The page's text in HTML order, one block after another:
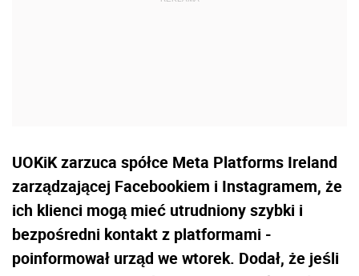
UOKiK zarzuca spółce Meta Platforms Ireland
zarządzającej Facebookiem i Instagramem, że
ich klienci mogą mieć utrudniony szybki i
bezpośredni kontakt z platformami -
poinformował urząd we wtorek. Dodał, że jeśli